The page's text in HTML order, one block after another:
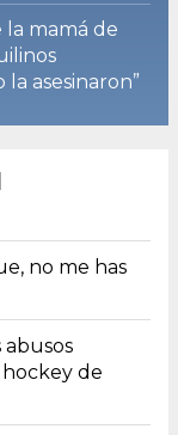
la mamá de
asesinaron”
no me has
de